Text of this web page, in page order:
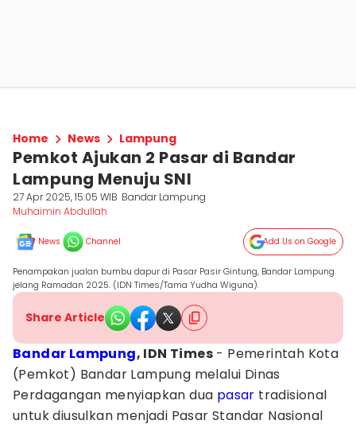
Home News Lampung
Pemkot Ajukan 2 Pasar di Bandar
Lampung Menuju SNI
27 Apr 2025, 15:05 WIB Bandar Lampung
Muhaimin Abdullah
News Channel Add Us on Google
Penampakan jualan bumbu dapur di Pasar Pasir Gintung, Bandar Lampung
jelang Ramadan 2025. (IDN Times/Tama Yudha Wiguna).
Share Article
Bandar Lampung, IDN Times - Pemerintah Kota
(Pemkot) Bandar Lampung melalui Dinas
Perdagangan menyiapkan dua pasar tradisional
untuk diusulkan menjadi Pasar Standar Nasional